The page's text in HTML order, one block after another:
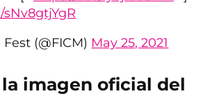
(@FICM) May 25, 2021
la imagen oficial del